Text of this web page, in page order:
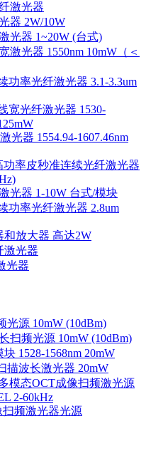
激光器
器 2W/10W
光器 1~20W (台式)
激光器 1550nm 10mW（＜
功率光纤激光器 3.1-3.3um
宽光纤激光器 1530-
光器 1554.94-1607.46nm
功率皮秒准连续光纤激光器
光器 1-10W 台式/模块
功率光纤激光器 2.8um
和放大器 高达2W
激光器
光器
光源 10mW (10dBm)
扫频光源 10mW (10dBm)
1528-1568nm 20mW
描波长激光器 20mW
模态OCT成像扫频激光源
2-60kHz
扫频激光器光源